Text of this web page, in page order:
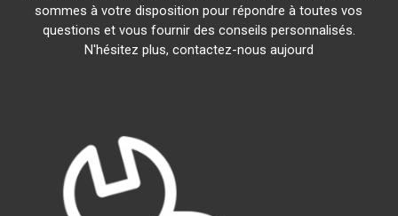
sommes à votre disposition pour répondre à toutes vos
questions et vous fournir des conseils personnalisés.
N'hésitez plus, contactez-nous aujourd